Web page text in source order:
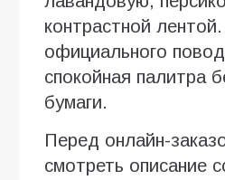
контрастной
официального
спокойная палитра
бумаги.
Перед онлайн-
смотреть описание